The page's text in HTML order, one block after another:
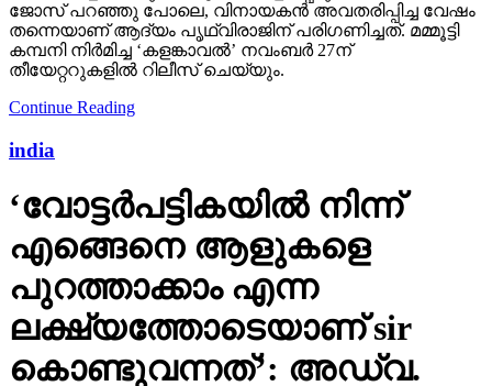
കമ്പനി നിര്‍മിച്ച ‘കളങ്കാവല്‍’ നവംബര്‍ 27ന്
തീയേറ്ററുകളില്‍ റിലീസ് ചെയ്യും.
Continue Reading
india
‘വോട്ടര്‍പട്ടികയില്‍ നിന്ന്
എങ്ങെനെ ആളുകളെ
പുറത്താക്കാം എന്ന
ലക്ഷ്യത്തോടെയാണ് sir
കൊണ്ടുവന്നത്’: അഡ്വ.
ഹാരിസ് ബീരാൻ എംപി